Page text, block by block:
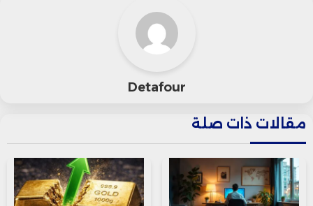
ميراثهم في مراحل عمرية متقدمة، بعد أن
يكونوا قد تجاوزوا أهم المحطات المالية في
تكوين مدخرات طويلة الأجل.
وهكذا لم تعد القضية مرتبطة بحجم الأموال
التي تنتقل، بل بالمرحلة العمرية التي تصل
فيها إلى أصحابها، وما يترتب على ذلك من تغير
Detafour
مقالات ذات صلة